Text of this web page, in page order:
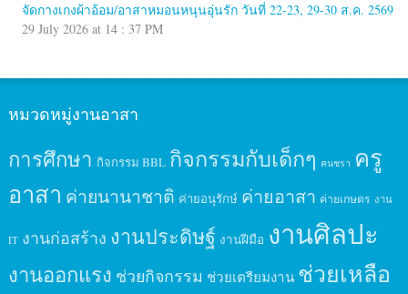
จัดกางเกงผ้าอ้อม/อาสาหมอนหนุนอุ่นรัก วันที่ 22-23, 29-30 ส.ค. 2569
29 July 2026 at 14 : 37 PM
หมวดหมู่งานอาสา
การศึกษา กิจกรรม BBL กิจกรรมกับเด็กๆ คนชรา ครู
อาสา ค่ายนานาชาติ ค่ายอนุรักษ์ ค่ายอาสา ค่ายเกษตร งาน
IT งานก่อสร้าง งานประดิษฐ์ งานฝีมือ งานศิลปะ
งานออกแรง ช่วยกิจกรรม ช่วยเตรียมงาน ช่วยเหลือ